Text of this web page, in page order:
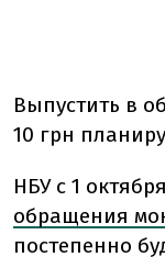
Выпустить в
10 грн
НБУ с 1
обращения
постепенно